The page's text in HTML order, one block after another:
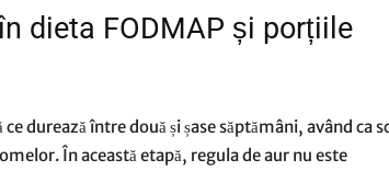
dieta FODMAP și porțiile
durează între două și șase săptămâni, având ca
În această etapă, regula de aur nu este